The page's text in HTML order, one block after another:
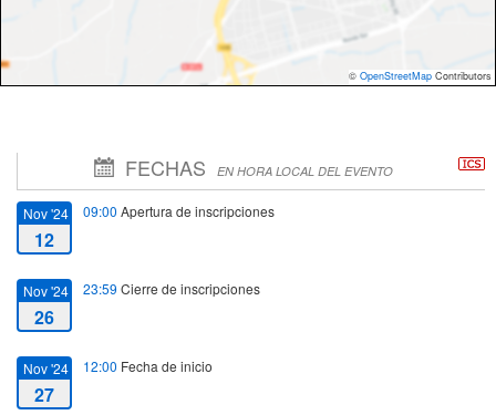
© OpenStreetMap Contributors
FECHAS EN HORA LOCAL DEL EVENTO
Nov '24
12
09:00 Apertura de inscripciones
Nov '24
26
23:59 Cierre de inscripciones
Nov '24
27
12:00 Fecha de inicio